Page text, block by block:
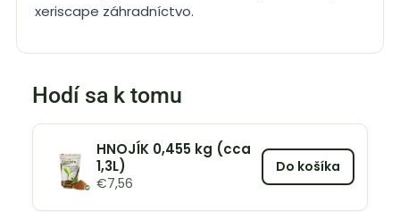
xeriscape záhradníctvo.
Hodí sa k tomu
HNOJÍK 0,455 kg (cca
1,3L)
€7,56
Do košíka